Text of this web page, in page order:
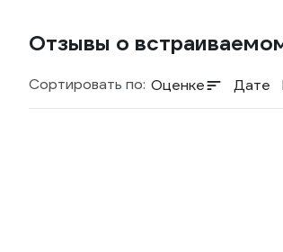
Отзывы о
Сортировать по: Оценке Дате